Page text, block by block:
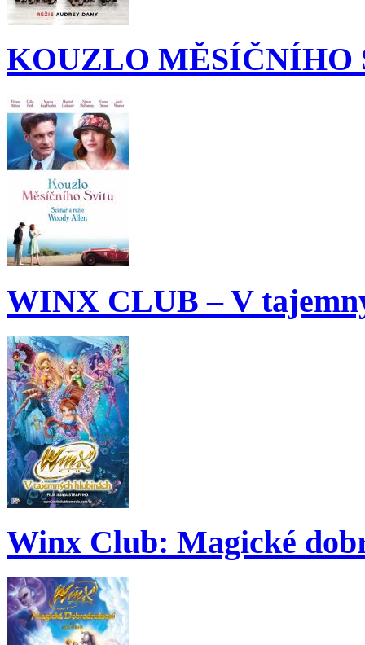
KOUZLO MĚSÍČNÍHO
WINX CLUB – V
Winx Club: Magické